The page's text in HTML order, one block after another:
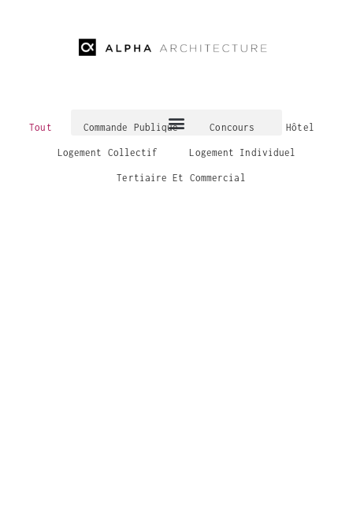
Tout Commande Publique Concours Hôtel
Logement Collectif Logement Individuel
Tertiaire Et Commercial